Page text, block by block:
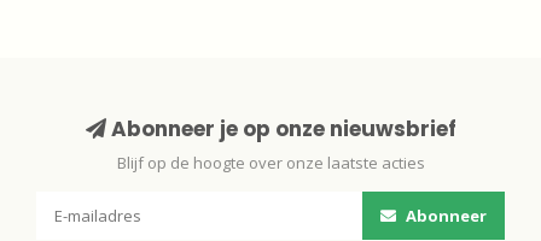
Abonneer je op onze nieuwsbrief
Blijf op de hoogte over onze laatste acties
Abonneer